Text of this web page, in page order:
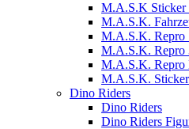
M.A.S.K Sticker
M.A.S.K.
M.A.S.K. Repro
M.A.S.K. Repro
M.A.S.K. Repro
M.A.S.K. Sticker
Dino Riders
Dino Riders
Dino Riders